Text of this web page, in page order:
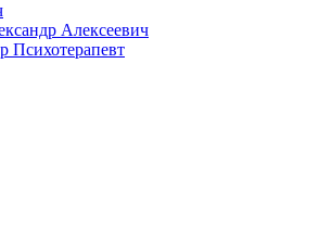
Алексеевич
Психотерапевт